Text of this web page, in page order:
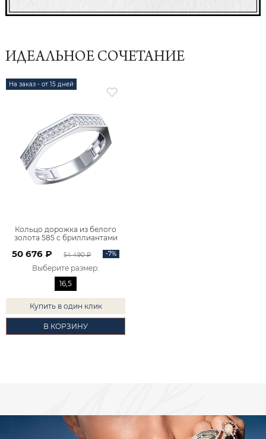
ИДЕАЛЬНОЕ СОЧЕТАНИЕ
На заказ - от 15 дней
Кольцо дорожка из белого
золота 585 с бриллиантами
50 676 ₽ 54 490 ₽ -7%
Выберите размер:
16,5
Купить в один клик
В КОРЗИНУ